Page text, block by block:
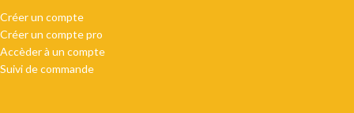
Créer un compte
Créer un compte pro
Accèder à un compte
Suivi de commande